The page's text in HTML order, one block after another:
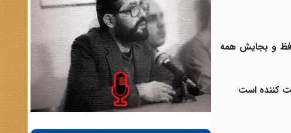
و بجایش همه
کننده است